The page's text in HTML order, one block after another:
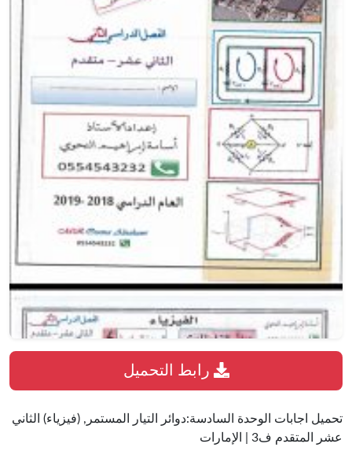
تحميل اجابات الوحدة السادسة:دوائر التيار المستمر, (فيزياء) الثاني
عشر المتقدم ف3 | الإمارات